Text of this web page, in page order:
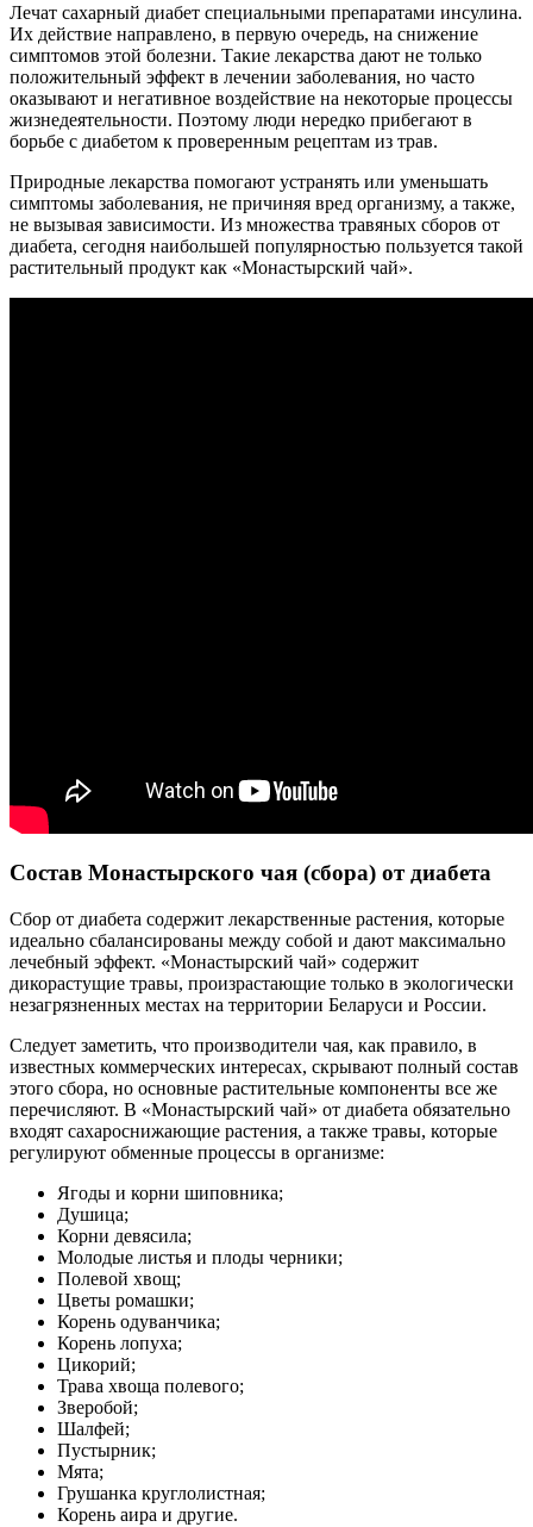
Лечат сахарный диабет специальными препаратами инсулина.
Их действие направлено, в первую очередь, на снижение
симптомов этой болезни. Такие лекарства дают не только
положительный эффект в лечении заболевания, но часто
оказывают и негативное воздействие на некоторые процессы
жизнедеятельности. Поэтому люди нередко прибегают в
борьбе с диабетом к проверенным рецептам из трав.
Природные лекарства помогают устранять или уменьшать
симптомы заболевания, не причиняя вред организму, а также,
не вызывая зависимости. Из множества травяных сборов от
диабета, сегодня наибольшей популярностью пользуется такой
растительный продукт как «Монастырский чай».
Состав Монастырского чая (сбора) от диабета
Сбор от диабета содержит лекарственные растения, которые
идеально сбалансированы между собой и дают максимально
лечебный эффект. «Монастырский чай» содержит
дикорастущие травы, произрастающие только в экологически
незагрязненных местах на территории Беларуси и России.
Следует заметить, что производители чая, как правило, в
известных коммерческих интересах, скрывают полный состав
этого сбора, но основные растительные компоненты все же
перечисляют. В «Монастырский чай» от диабета обязательно
входят сахароснижающие растения, а также травы, которые
регулируют обменные процессы в организме:
Ягоды и корни шиповника;
Душица;
Корни девясила;
Молодые листья и плоды черники;
Полевой хвощ;
Цветы ромашки;
Корень одуванчика;
Корень лопуха;
Цикорий;
Трава хвоща полевого;
Зверобой;
Шалфей;
Пустырник;
Мята;
Грушанка круглолистная;
Корень аира и другие.